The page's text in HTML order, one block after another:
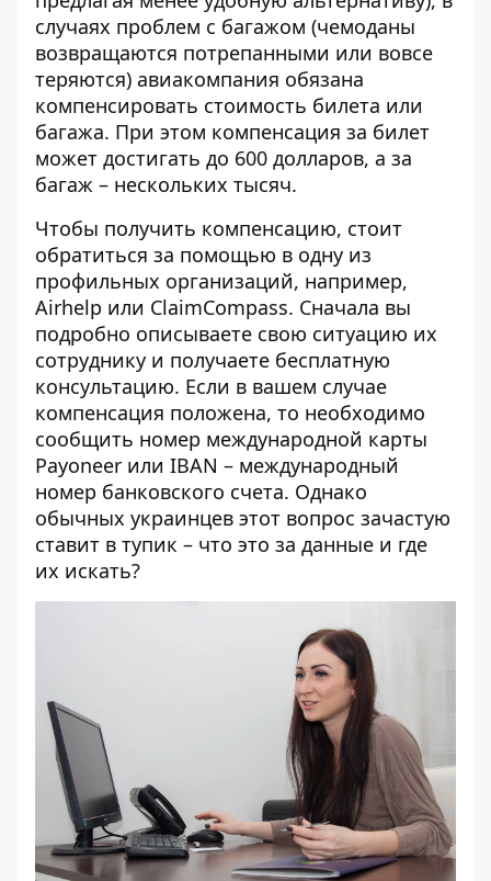
случаях проблем с багажом (чемоданы
возвращаются потрепанными или вовсе
теряются) авиакомпания обязана
компенсировать стоимость билета или
багажа. При этом компенсация за билет
может достигать до 600 долларов, а за
багаж – нескольких тысяч.
Чтобы получить компенсацию, стоит
обратиться за помощью в одну из
профильных организаций, например,
Airhelp или ClaimCompass. Сначала вы
подробно описываете свою ситуацию их
сотруднику и получаете бесплатную
консультацию. Если в вашем случае
компенсация положена, то необходимо
сообщить номер международной карты
Payoneer или IBAN – международный
номер банковского счета. Однако
обычных украинцев этот вопрос зачастую
ставит в тупик – что это за данные и где
их искать?